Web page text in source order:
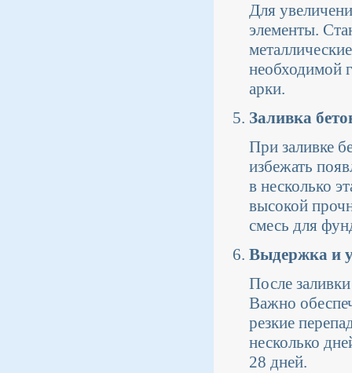
Для
элементы.
необходимой
арки.
Заливка
При заливке
избежать
в несколько
высокой
смесь для
Выдержка и
После
Важно
резкие
несколько
28 дней.